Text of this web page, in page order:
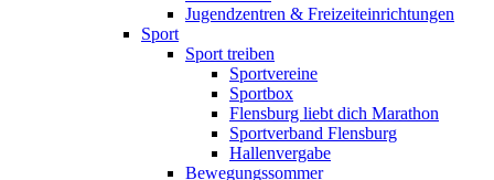
Jugendzentren & Freizeiteinrichtungen
Sport
Sport treiben
Sportvereine
Sportbox
Flensburg liebt dich Marathon
Sportverband Flensburg
Hallenvergabe
Bewegungssommer